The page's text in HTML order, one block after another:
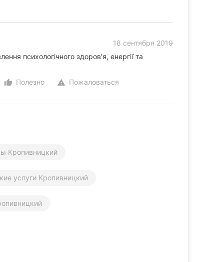
18 сентября 2019
психологічного здоров'я, енергії та
thumb_up_alt
Полезно warning Пожаловаться
Кропивницкий
услуги Кропивницкий